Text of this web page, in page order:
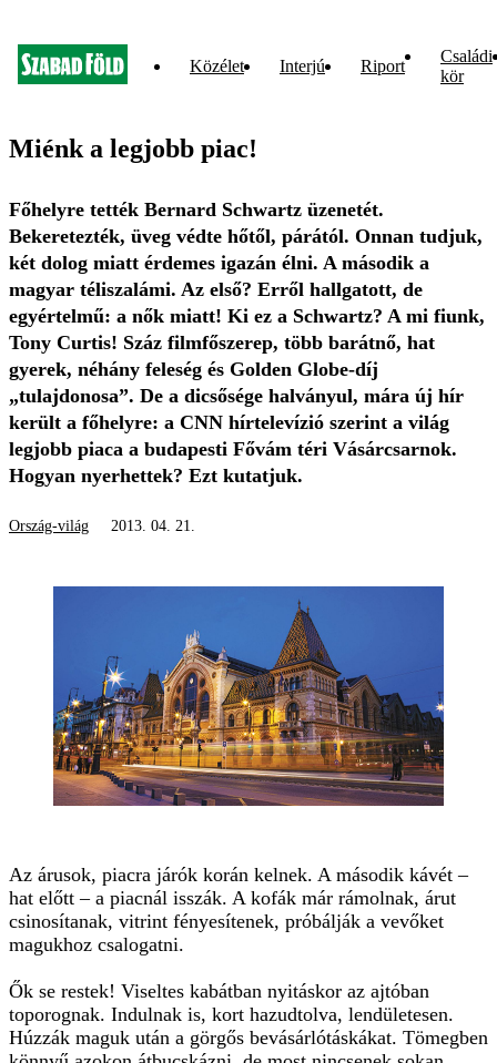
Közélet Interjú Riport
Családi
kör
Miénk a legjobb piac!
Főhelyre tették Bernard Schwartz üzenetét.
Bekeretezték, üveg védte hőtől, párától. Onnan tudjuk,
két dolog miatt érdemes igazán élni. A második a
magyar téliszalámi. Az első? Erről hallgatott, de
egyértelmű: a nők miatt! Ki ez a Schwartz? A mi fiunk,
Tony Curtis! Száz filmfőszerep, több barátnő, hat
gyerek, néhány feleség és Golden Globe-díj
„tulajdonosa”. De a dicsősége halványul, mára új hír
került a főhelyre: a CNN hírtelevízió szerint a világ
legjobb piaca a budapesti Fővám téri Vásárcsarnok.
Hogyan nyerhettek? Ezt kutatjuk.
Ország-világ 2013. 04. 21.
Az árusok, piacra járók korán kelnek. A második kávét –
hat előtt – a piacnál isszák. A kofák már rámolnak, árut
csinosítanak, vitrint fényesítenek, próbálják a vevőket
magukhoz csalogatni.
Ők se restek! Viseltes kabátban nyitáskor az ajtóban
toporognak. Indulnak is, kort hazudtolva, lendületesen.
Húzzák maguk után a görgős bevásárlótáskákat. Tömegben